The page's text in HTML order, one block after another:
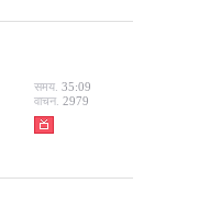
समय. 35:09
वाचन. 2979